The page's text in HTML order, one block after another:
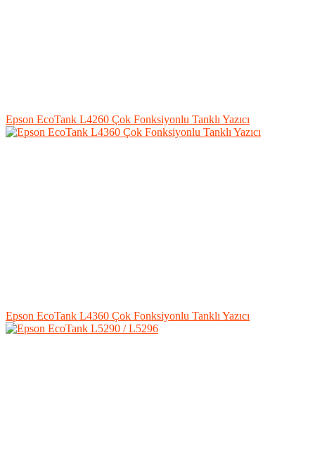
Epson EcoTank L4260 Çok Fonksiyonlu Tanklı Yazıcı
Epson EcoTank L4360 Çok Fonksiyonlu Tanklı Yazıcı